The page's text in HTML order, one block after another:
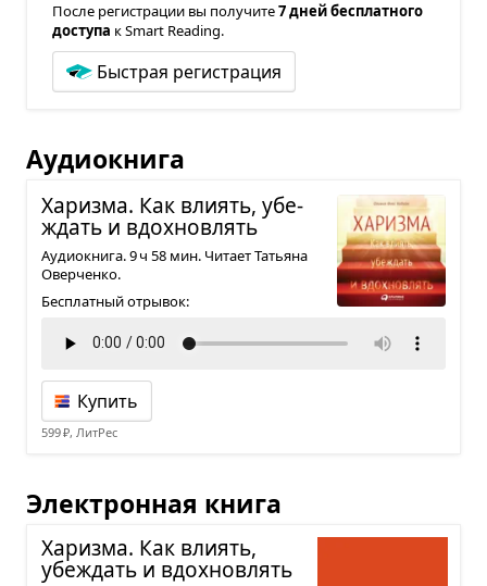
После регистрации вы получите7 дней бесплатного
доступа к Smart Reading.
Быстрая регистрация
Аудиокнига
Харизма. Как вли­ять, убе­
ждать и вдох­но­влять
Аудиокнига. 9 ч 58 мин. Читает Татьяна
Оверченко.
Бесплатный отрывок:
Купить
599 ₽, ЛитРес
Электронная книга
Харизма. Как вли­ять,
убе­ждать и вдох­но­влять